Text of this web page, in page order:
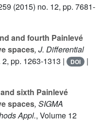
(2015) no. 12, pp. 7681-
and fourth Painlevé
spaces, J. Differential
2, pp. 1263-1313 | DOI |
sixth Painlevé
spaces, SIGMA
Appl., Volume 12